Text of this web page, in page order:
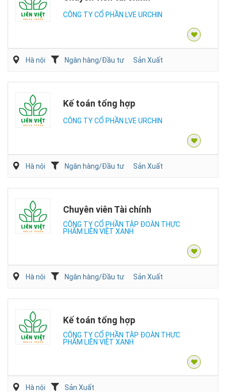
CÔNG TY CỔ PHẦN LVE URCHIN
Hà nội Ngân hàng/Đầu tư Sản Xuất
Kế toán tổng hợp
CÔNG TY CỔ PHẦN LVE URCHIN
Hà nội Ngân hàng/Đầu tư Sản Xuất
Chuyên viên Tài chính
CÔNG TY CỔ PHẦN TẬP ĐOÀN THỰC
PHẨM LIÊN VIỆT XANH
Hà nội Ngân hàng/Đầu tư Sản Xuất
Kế toán tổng hợp
CÔNG TY CỔ PHẦN TẬP ĐOÀN THỰC
PHẨM LIÊN VIỆT XANH
Hà nội Sản Xuất